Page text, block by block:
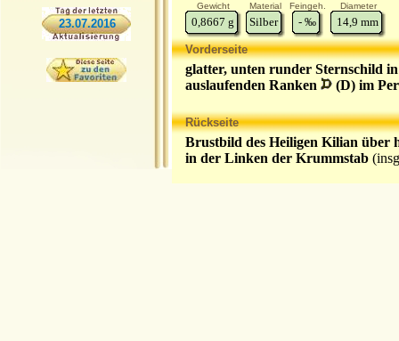
23.07.2016
Gewicht Material Feingeh. Diameter
0,8667 g Silber - ‰ 14,9 mm
Vorderseite
glatter, unten runder Sternschild
auslaufenden Ranken
(D) im
Rückseite
Brustbild des Heiligen Kilian über
in der Linken der Krummstab